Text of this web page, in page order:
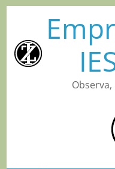
contenido